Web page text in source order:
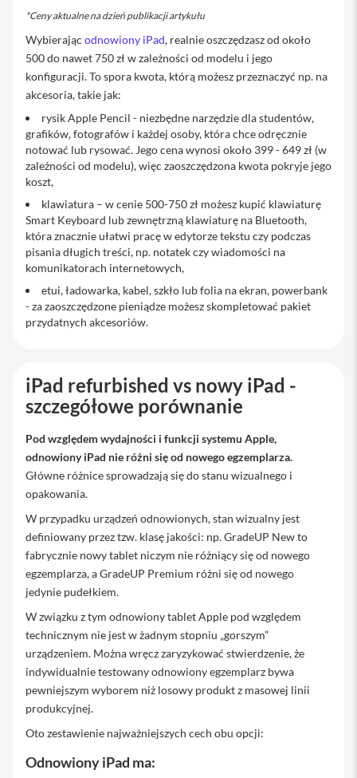
y
P
l
c
a
i
S
e
r
i
c
e
P
a
k
M
a
i
P
o
n
e
7
P
o
i
P
o
n
1
7
P
M
x
*Ceny aktualne na dzień publikacji artykułu
Wybierając odnowiony iPad, realnie oszczędzasz od około
500 do nawet 750 zł w zależności od modelu i jego
konfiguracji. To spora kwota, którą możesz przeznaczyć np. na
akcesoria, takie jak:
rysik Apple Pencil - niezbędne narzędzie dla studentów,
grafików, fotografów i każdej osoby, która chce odręcznie
notować lub rysować. Jego cena wynosi około 399 - 649 zł (w
zależności od modelu), więc zaoszczędzona kwota pokryje jego
koszt,
klawiatura – w cenie 500-750 zł możesz kupić klawiaturę
Smart Keyboard lub zewnętrzną klawiaturę na Bluetooth,
która znacznie ułatwi pracę w edytorze tekstu czy podczas
pisania długich treści, np. notatek czy wiadomości na
komunikatorach internetowych,
etui, ładowarka, kabel, szkło lub folia na ekran, powerbank
- za zaoszczędzone pieniądze możesz skompletować pakiet
przydatnych akcesoriów.
iPad refurbished vs nowy iPad -
szczegółowe porównanie
Pod względem wydajności i funkcji systemu Apple,
odnowiony iPad nie różni się od nowego egzemplarza.
Główne różnice sprowadzają się do stanu wizualnego i
opakowania.
W przypadku urządzeń odnowionych, stan wizualny jest
definiowany przez tzw. klasę jakości: np. GradeUP New to
fabrycznie nowy tablet niczym nie różniący się od nowego
egzemplarza, a GradeUP Premium różni się od nowego
jedynie pudełkiem.
W związku z tym odnowiony tablet Apple pod względem
technicznym nie jest w żadnym stopniu „gorszym”
urządzeniem. Można wręcz zaryzykować stwierdzenie, że
indywidualnie testowany odnowiony egzemplarz bywa
pewniejszym wyborem niż losowy produkt z masowej linii
produkcyjnej.
Oto zestawienie najważniejszych cech obu opcji:
Odnowiony iPad ma: